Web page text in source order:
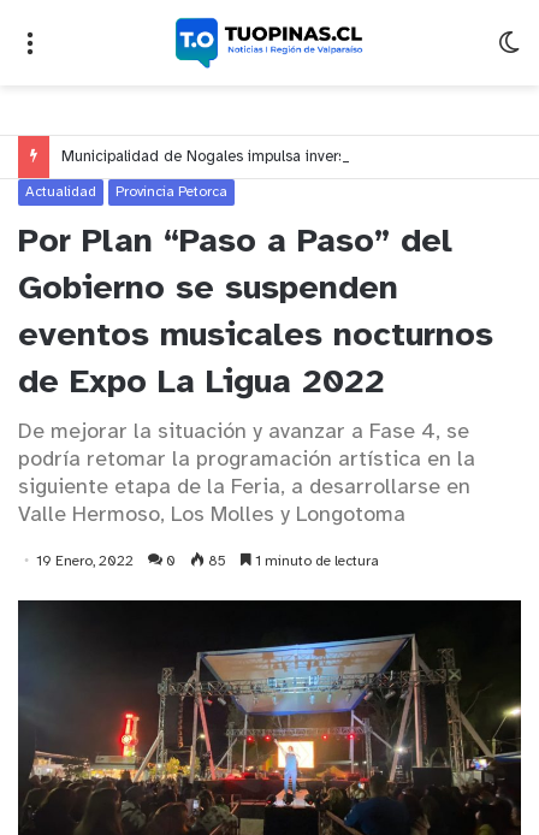
Actualidad Provincia Petorca
Por Plan “Paso a Paso” del
Gobierno se suspenden
eventos musicales nocturnos
de Expo La Ligua 2022
De mejorar la situación y avanzar a Fase 4, se
podría retomar la programación artística en la
siguiente etapa de la Feria, a desarrollarse en
Valle Hermoso, Los Molles y Longotoma
19 Enero, 2022 0 85 1 minuto de lectura